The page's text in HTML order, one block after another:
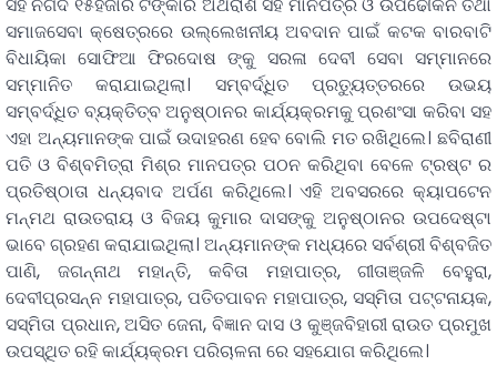
ସମାଜସେବା କ୍ଷେତ୍ରରେ ଉଲ୍ଲେଖନୀୟ ଅବଦାନ ପାଇଁ କଟକ ବାରବାଟି
ବିଧାୟିକା ସୋଫିଆ ଫିରଦୋଷ ଙ୍କୁ ସରଳା ଦେବୀ ସେବା ସମ୍ମାନରେ
ସମ୍ମାନିତ କରାଯାଇଥିଲା। ସମ୍ବର୍ଦ୍ଧିତ ପ୍ରତ୍ୟୁତ୍ତରରେ ଉଭୟ
ସମ୍ବର୍ଦ୍ଧିତ ବ୍ୟକ୍ତିତ୍ବ ଅନୁଷ୍ଠାନର କାର୍ଯ୍ୟକ୍ରମକୁ ପ୍ରଶଂସା କରିବା ସହ
ଏହା ଅନ୍ୟମାନଙ୍କ ପାଇଁ ଉଦାହରଣ ହେବ ବୋଲି ମତ ରଖିଥିଲେ। ଛବିରାଣୀ
ପତି ଓ ବିଶ୍ବମିତ୍ରା ମିଶ୍ର ମାନପତ୍ର ପଠନ କରିଥିବା ବେଳେ ଟ୍ରଷ୍ଟ ର
ପ୍ରତିଷ୍ଠାତା ଧନ୍ୟବାଦ ଅର୍ପଣ କରିଥିଲେ। ଏହି ଅବସରରେ କ୍ୟାପଟେନ
ମନ୍ମଥ ରାଉତରାୟ ଓ ବିଜୟ କୁମାର ଦାସଙ୍କୁ ଅନୁଷ୍ଠାନର ଉପଦେଷ୍ଟା
ଭାବେ ଗ୍ରହଣ କରାଯାଇଥିଲା। ଅନ୍ୟମାନଙ୍କ ମଧ୍ୟରେ ସର୍ବଶ୍ରୀ ବିଶ୍ବଜିତ
ପାଣି, ଜଗନ୍ନାଥ ମହାନ୍ତି, କବିତା ମହାପାତ୍ର, ଗୀତାଞ୍ଜଳି ବେହୁରା,
ଦେବୀପ୍ରସନ୍ନ ମହାପାତ୍ର, ପତିତପାବନ ମହାପାତ୍ର, ସସ୍ମିତା ପଟ୍ଟନାୟକ,
ସସ୍ମିତା ପ୍ରଧାନ, ଅସିତ ଜେନା, ବିଜ୍ଞାନ ଦାସ ଓ କୁଞ୍ଜବିହାରୀ ରାଉତ ପ୍ରମୁଖ
ଉପସ୍ଥିତ ରହି କାର୍ଯ୍ୟକ୍ରମ ପରିଚାଳନା ରେ ସହଯୋଗ କରିଥିଲେ।